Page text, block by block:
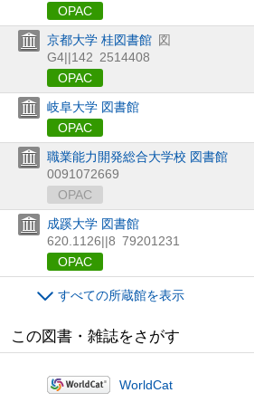
OPAC
京都大学 桂図書館 図
G4||142 2514408
OPAC
岐阜大学 図書館
OPAC
職業能力開発総合大学校 図書館
0091072669
OPAC
成蹊大学 図書館
620.1126||8 79201231
OPAC
すべての所蔵館を表示
この図書・雑誌をさがす
WorldCat